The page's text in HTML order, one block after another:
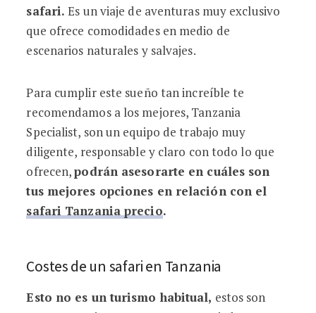
safari. Es un viaje de aventuras muy exclusivo
que ofrece comodidades en medio de
escenarios naturales y salvajes.
Para cumplir este sueño tan increíble te
recomendamos a los mejores, Tanzania
Specialist, son un equipo de trabajo muy
diligente, responsable y claro con todo lo que
ofrecen,podrán asesorarte en cuáles son
tus mejores opciones en relación con el
safari Tanzania precio.
Costes de un safari en Tanzania
Esto no es un turismo habitual, estos son